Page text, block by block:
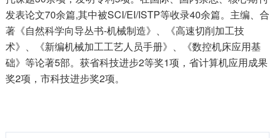
发表论文70余篇,其中被SCI/EI/ISTP等收录40余篇。主编、合
著《自然科学向导丛书-机械制造》、《高速切削加工技
术》、《新编机械加工工艺人员手册》、《数控机床应用基
础》等论著5部。获省科技进步2等奖1项，省计算机应用成果
奖2项，市科技进步奖2项。